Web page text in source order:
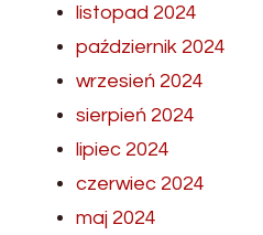
listopad 2024
październik 2024
wrzesień 2024
sierpień 2024
lipiec 2024
czerwiec 2024
maj 2024